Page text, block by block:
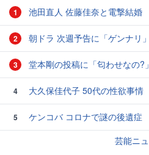
1 池田直人 佐藤佳奈と電撃結婚
2 朝ドラ 次週予告に「ゲンナリ」
3 堂本剛の投稿に「匂わせなの?」
4 大久保佳代子 50代の性欲事情
5
ケンコバ コロナで謎の後遺症
芸能ニ